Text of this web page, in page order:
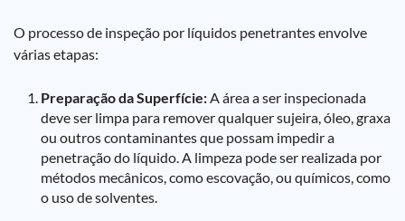
O processo de inspeção por líquidos penetrantes envolve
várias etapas:
Preparação da Superfície:A área a ser inspecionada
deve ser limpa para remover qualquer sujeira, óleo, graxa
ou outros contaminantes que possam impedir a
penetração do líquido. A limpeza pode ser realizada por
métodos mecânicos, como escovação, ou químicos, como
o uso de solventes.